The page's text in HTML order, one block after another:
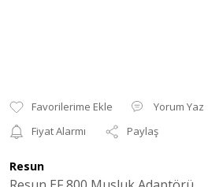
Yorum Yaz
Fiyat Alarmı
Paylaş
Resun